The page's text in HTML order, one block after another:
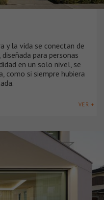
y la vida se conectan de
para personas
en un solo nivel, se
como si siempre hubiera
VER +